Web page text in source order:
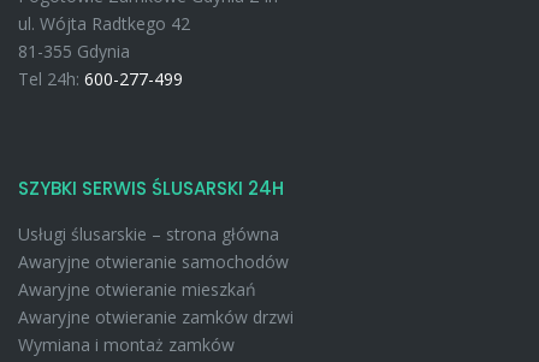
ul. Wójta Radtkego 42
81-355 Gdynia
Tel 24h: 600-277-499
SZYBKI SERWIS ŚLUSARSKI 24H
Usługi ślusarskie – strona główna
Awaryjne otwieranie samochodów
Awaryjne otwieranie mieszkań
Awaryjne otwieranie zamków drzwi
Wymiana i montaż zamków